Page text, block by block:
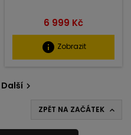
Cena
6 999 Kč
info Zobrazit
Další 
ZPĚT NA ZAČÁTEK 